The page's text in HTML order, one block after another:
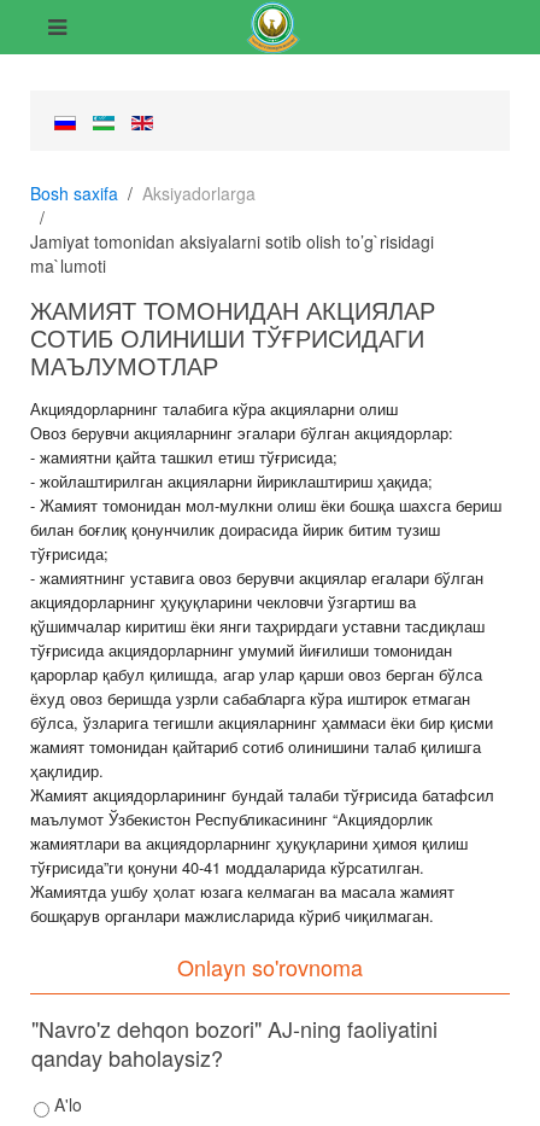
Bosh saxifa
Aksiyadorlarga
Jamiyat tomonidan aksiyalarni sotib olish to’g`risidagi
ma`lumoti
ЖАМИЯТ ТОМОНИДАН АКЦИЯЛАР
СОТИБ ОЛИНИШИ ТЎҒРИСИДАГИ
МАЪЛУМОТЛАР
Акциядорларнинг талабига кўра акцияларни олиш
Овоз берувчи акцияларнинг эгалари бўлган акциядорлар:
- жамиятни қайта ташкил етиш тўғрисида;
- жойлаштирилган акцияларни йириклаштириш ҳақида;
- Жамият томонидан мол-мулкни олиш ёки бошқа шахсга бериш
билан боғлиқ қонунчилик доирасида йирик битим тузиш
тўғрисида;
- жамиятнинг уставига овоз берувчи акциялар егалари бўлган
акциядорларнинг ҳуқуқларини чекловчи ўзгартиш ва
қўшимчалар киритиш ёки янги таҳрирдаги уставни тасдиқлаш
тўғрисида акциядорларнинг умумий йиғилиши томонидан
қарорлар қабул қилишда, агар улар қарши овоз берган бўлса
ёхуд овоз беришда узрли сабабларга кўра иштирок етмаган
бўлса, ўзларига тегишли акцияларнинг ҳаммаси ёки бир қисми
жамият томонидан қайтариб сотиб олинишини талаб қилишга
ҳақлидир.
Жамият акциядорларининг бундай талаби тўғрисида батафсил
маълумот Ўзбекистон Республикасининг “Акциядорлик
жамиятлари ва акциядорларнинг ҳуқуқларини ҳимоя қилиш
тўғрисида”ги қонуни 40-41 моддаларида кўрсатилган.
Жамиятда ушбу ҳолат юзага келмаган ва масала жамият
бошқарув органлари мажлисларида кўриб чиқилмаган.
Onlayn so'rovnoma
"Navro'z dehqon bozori" AJ-ning faoliyatini
qanday baholaysiz?
A'lo